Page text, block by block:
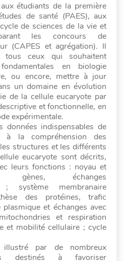
étudiants de la première
de santé (PAES), aux
de sciences de la vie et
les concours de
(CAPES et agrégation). Il
tous ceux qui souhaitent
en biologie
ou encore, mettre à jour
un domaine en évolution
de la cellule eucaryote par
et fonctionnelle, en
expérimentale.
données indispensables de
à la compréhension des
structures et les différents
eucaryote sont décrits,
leurs fonctions : noyau et
gènes, échanges
; système membranaire
des protéines, trafic
et échanges avec
et respiration
et mobilité cellulaire ; cycle
illustré par de nombreux
destinés à favoriser